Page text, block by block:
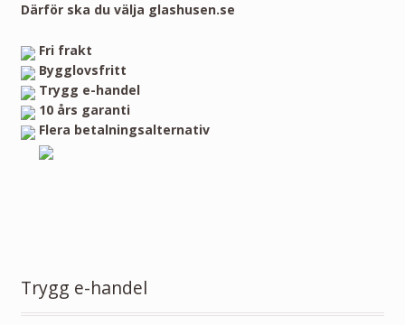
Därför ska du välja glashusen.se
Fri frakt
Bygglovsfritt
Trygg e-handel
10 års garanti
Flera betalningsalternativ
Trygg e-handel